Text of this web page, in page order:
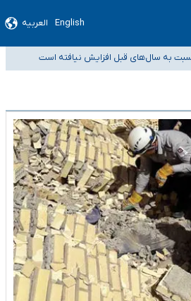
English العربیه
به سال‌های قبل افزایش نیافته است
حمیدرضا رجب‌زاده
رسمی کشور ارائه شود
سراب است/ دریافت‌های غیرمتعارف در شأن
جلوی این رویه را بگیرد